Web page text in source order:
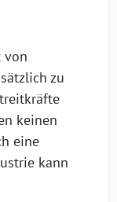
von
zu
keinen
eine
kann